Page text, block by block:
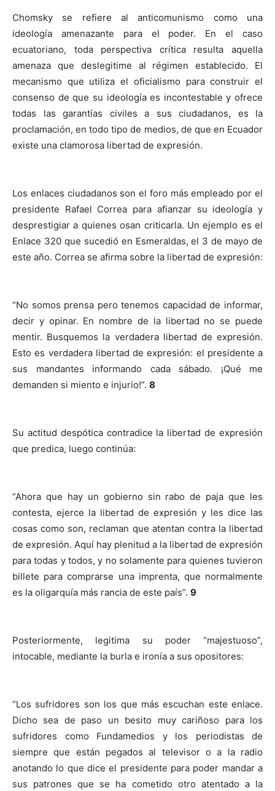
Chomsky se refiere al anticomunismo como una
ideología amenazante para el poder. En el caso
ecuatoriano, toda perspectiva crítica resulta aquella
amenaza que deslegitime al régimen establecido. El
mecanismo que utiliza el oficialismo para construir el
consenso de que su ideología es incontestable y ofrece
todas las garantías civiles a sus ciudadanos, es la
proclamación, en todo tipo de medios, de que en Ecuador
existe una clamorosa libertad de expresión.
Los enlaces ciudadanos son el foro más empleado por el
presidente Rafael Correa para afianzar su ideología y
desprestigiar a quienes osan criticarla. Un ejemplo es el
Enlace 320 que sucedió en Esmeraldas, el 3 de mayo de
este año. Correa se afirma sobre la libertad de expresión:
“No somos prensa pero tenemos capacidad de informar,
decir y opinar. En nombre de la libertad no se puede
mentir. Busquemos la verdadera libertad de expresión.
Esto es verdadera libertad de expresión: el presidente a
sus mandantes informando cada sábado. ¡Qué me
demanden si miento e injurio!”. 8
Su actitud despótica contradice la libertad de expresión
que predica, luego continúa:
“Ahora que hay un gobierno sin rabo de paja que les
contesta, ejerce la libertad de expresión y les dice las
cosas como son, reclaman que atentan contra la libertad
de expresión. Aquí hay plenitud a la libertad de expresión
para todas y todos, y no solamente para quienes tuvieron
billete para comprarse una imprenta, que normalmente
es la oligarquía más rancia de este país”. 9
Posteriormente, legitima su poder “majestuoso”,
intocable, mediante la burla e ironía a sus opositores:
“Los sufridores son los que más escuchan este enlace.
Dicho sea de paso un besito muy cariñoso para los
sufridores como Fundamedios y los periodistas de
siempre que están pegados al televisor o a la radio
anotando lo que dice el presidente para poder mandar a
sus patrones que se ha cometido otro atentado a la